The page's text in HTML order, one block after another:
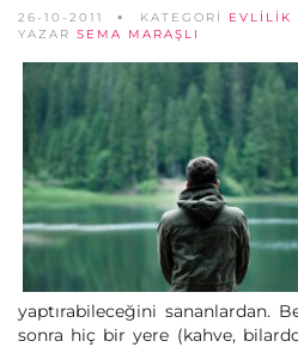
26-10-2011 KATEGORİ EVLILIK
YAZAR SEMA MARAŞLI
yaptırabileceğini sananlardan.
sonra hiç bir yere (kahve,